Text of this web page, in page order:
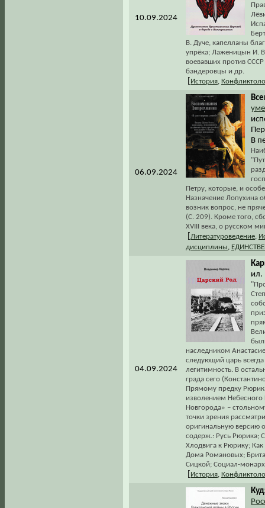
10.09.2024
В. Дуче, капелланы
упрёка; Лаженицын И.
воевавших против
бандеровцы и др.
История
06.09.2024
В
Петру, которые, и
Назначение Лопухина
возник вопрос, не
(С. 209). Кроме того,
XVIII века, о русском
Литературоведение
дисциплины
04.09.2024
ил.
наследником
следующий царь
легитимность. В
града сего
Прямому предку
изволением Небесного
Новгорода» –
точки зрения
оригинальную версию
содерж.: Русь Рюрика;
Хлодвига к Рюрику;
Дома Романовых;
Сицкой; Социал-
История